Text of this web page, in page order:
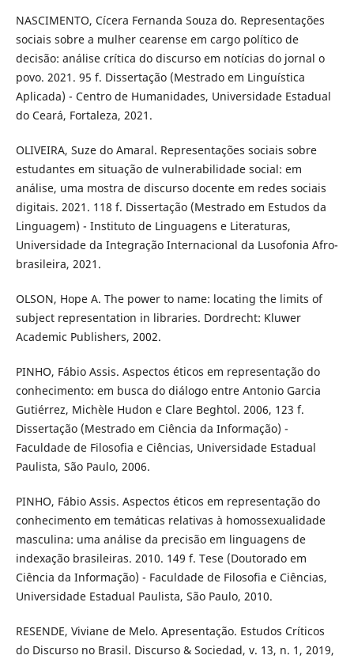
NASCIMENTO, Cícera Fernanda Souza do. Representações
sociais sobre a mulher cearense em cargo político de
decisão: análise crítica do discurso em notícias do jornal o
povo. 2021. 95 f. Dissertação (Mestrado em Linguística
Aplicada) - Centro de Humanidades, Universidade Estadual
do Ceará, Fortaleza, 2021.
OLIVEIRA, Suze do Amaral. Representações sociais sobre
estudantes em situação de vulnerabilidade social: em
análise, uma mostra de discurso docente em redes sociais
digitais. 2021. 118 f. Dissertação (Mestrado em Estudos da
Linguagem) - Instituto de Linguagens e Literaturas,
Universidade da Integração Internacional da Lusofonia Afro-
brasileira, 2021.
OLSON, Hope A. The power to name: locating the limits of
subject representation in libraries. Dordrecht: Kluwer
Academic Publishers, 2002.
PINHO, Fábio Assis. Aspectos éticos em representação do
conhecimento: em busca do diálogo entre Antonio Garcia
Gutiérrez, Michèle Hudon e Clare Beghtol. 2006, 123 f.
Dissertação (Mestrado em Ciência da Informação) -
Faculdade de Filosofia e Ciências, Universidade Estadual
Paulista, São Paulo, 2006.
PINHO, Fábio Assis. Aspectos éticos em representação do
conhecimento em temáticas relativas à homossexualidade
masculina: uma análise da precisão em linguagens de
indexação brasileiras. 2010. 149 f. Tese (Doutorado em
Ciência da Informação) - Faculdade de Filosofia e Ciências,
Universidade Estadual Paulista, São Paulo, 2010.
RESENDE, Viviane de Melo. Apresentação. Estudos Críticos
do Discurso no Brasil. Discurso & Sociedad, v. 13, n. 1, 2019,